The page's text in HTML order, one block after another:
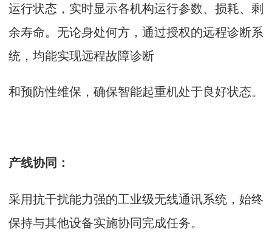
运行状态，实时显示各机构运行参数、损耗、剩
余寿命。无论身处何方，通过授权的远程诊断系
统，均能实现远程故障诊断
和预防性维保，确保智能起重机处于良好状态。
产线协同：
采用抗干扰能力强的工业级无线通讯系统，始终
保持与其他设备实施协同完成任务。